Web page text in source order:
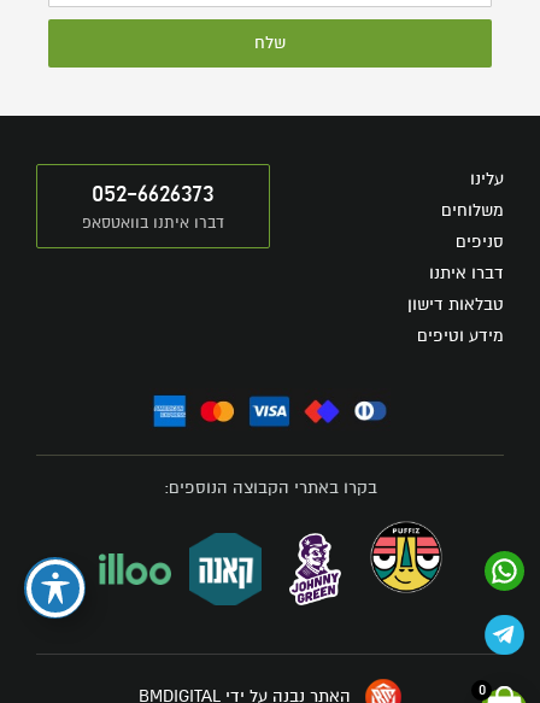
שלח
עלינו
משלוחים
סניפים
דברו איתנו
טבלאות דישון
מידע וטיפים
052-6626373
דברו איתנו בוואטסאפ
בקרו באתרי הקבוצה הנוספים:
האתר נבנה על ידי BMDIGITAL 0